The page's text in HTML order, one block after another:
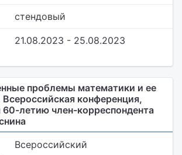
стендовый
21.08.2023 - 25.08.2023
проблемы математики и ее
конференция,
60-летию член-корреспондента
Всероссийский